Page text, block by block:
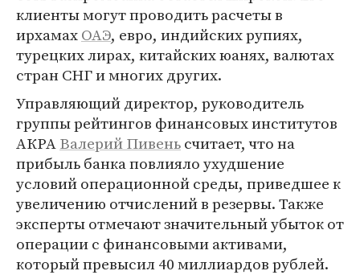
клиенты могут проводить расчеты в
ирхамахОАЭ, евро, индийских рупиях,
турецких лирах, китайских юанях, валютах
стран СНГ и многих других.
Управляющий директор, руководитель
группы рейтингов финансовых институтов
АКРАВалерий Пивеньсчитает, что на
прибыль банка повлияло ухудшение
условий операционной среды, приведшее к
увеличению отчислений в резервы. Также
эксперты отмечают значительный убыток от
операции с финансовыми активами,
который превысил 40 миллиардов рублей.